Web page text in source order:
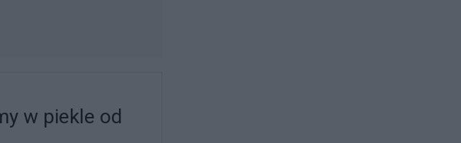
w piekle od